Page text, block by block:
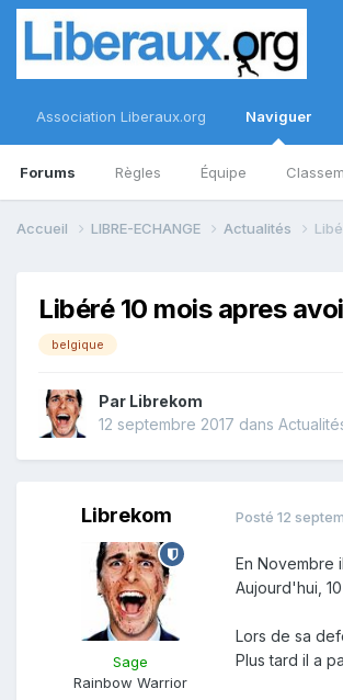
Association Liberaux.org Naviguer
Forums Règles Équipe
Accueil LIBRE-ECHANGE Actualités
Libéré 10 mois apres
belgique
Par Librekom
12 septembre 2017 dans
Librekom
Sage
Rainbow Warrior
Posté 12
En Novembre
Aujourd'hui,
Lors de sa
Plus tard il a